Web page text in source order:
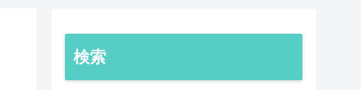
検索